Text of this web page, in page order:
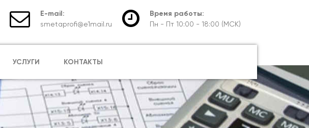
E-mail:
smetaprofi@e1mail.ru
Время работы:
Пн - Пт 10:00 - 18:00 (МСК)
УСЛУГИ КОНТАКТЫ